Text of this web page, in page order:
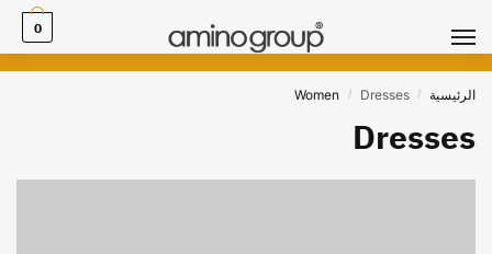
0
الرئيسية /
Women / Dresses
Dresses